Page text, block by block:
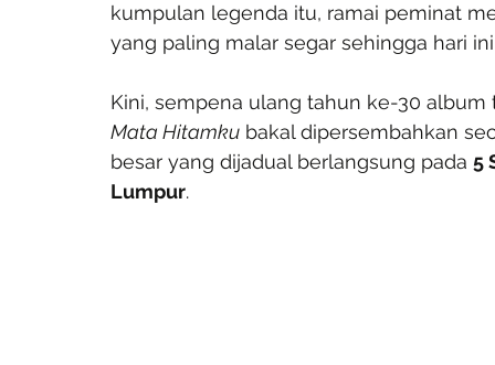
kumpulan legenda itu, ramai peminat
yang paling malar segar sehingga hari
Kini, sempena ulang tahun ke-30
Mata Hitamku bakal dipersembahkan
besar yang dijadual berlangsung pada 5
Lumpur.